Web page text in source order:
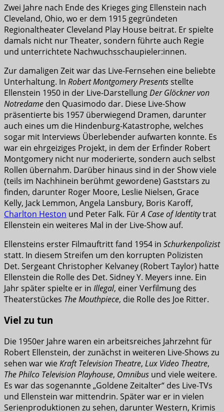
Zwei Jahre nach Ende des Krieges ging Ellenstein nach
Cleveland, Ohio, wo er dem 1915 gegründeten
Regionaltheater Cleveland Play House beitrat. Er spielte
damals nicht nur Theater, sondern führte auch Regie
und unterrichtete Nachwuchsschaupieler:innen.
Zur damaligen Zeit war das Live-Fernsehen eine beliebte
Unterhaltung. In Robert Montgomery Presentsstellte
Ellenstein 1950 in der Live-DarstellungDer Glöckner von
Notredame den Quasimodo dar. Diese Live-Show
präsentierte bis 1957 überwiegend Dramen, darunter
auch eines um die Hindenburg-Katastrophe, welches
sogar mit Interviews Überlebender aufwarten konnte. Es
war ein ehrgeiziges Projekt, in dem der Erfinder Robert
Montgomery nicht nur moderierte, sondern auch selbst
Rollen übernahm. Darüber hinaus sind in der Show viele
(teils im Nachhinein berühmt gewordene) Gaststars zu
finden, darunter Roger Moore, Leslie Nielsen, Grace
Kelly, Jack Lemmon, Angela Lansbury, Boris Karoff,
Charlton Heston und Peter Falk. FürA Case of Identitytrat
Ellenstein ein weiteres Mal in der Live-Show auf.
Ellensteins erster Filmauftritt fand 1954 in Schurkenpolizist
statt. In diesem Streifen um den korrupten Polizisten
Det. Sergeant Christopher Kelvaney (Robert Taylor) hatte
Ellenstein die Rolle des Det. Sidney Y. Meyers inne. Ein
Jahr später spielte er in Illegal, einer Verfilmung des
Theaterstückes The Mouthpiece, die Rolle des Joe Ritter.
Viel zu tun
Die 1950er Jahre waren ein arbeitsreiches Jahrzehnt für
Robert Ellenstein, der zunächst in weiteren Live-Shows zu
sehen war wieKraft Television Theatre, Lux Video Theatre,
The Philco Television Playhouse, Omnibus und viele weitere.
Es war das sogenannte „Goldene Zeitalter“ des Live-TVs
und Ellenstein war mittendrin. Später war er in vielen
Serienproduktionen zu sehen, darunter Western, Krimis